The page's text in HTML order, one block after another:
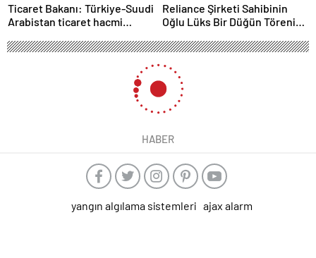
Ticaret Bakanı: Türkiye-Suudi
Arabistan ticaret hacmi
Reliance Şirketi Sahibinin
Oğlu Lüks Bir Düğün Töreni
HABER
yangın algılama sistemleri ajax alarm